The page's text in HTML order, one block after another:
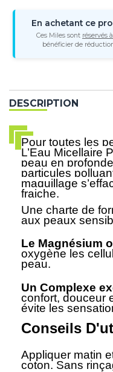
En achetant ce
Ces Miles sont réservés
bénéficier de
DESCRIPTION
Pour toutes les
L’Eau Micellaire
peau en
particules
maquillage
fraiche.
Une charte de
aux peaux
Le Magnésium
oxygène les
peau.
Un Complexe
confort, douceur
évite les
Conseils
Appliquer matin
coton. Sans